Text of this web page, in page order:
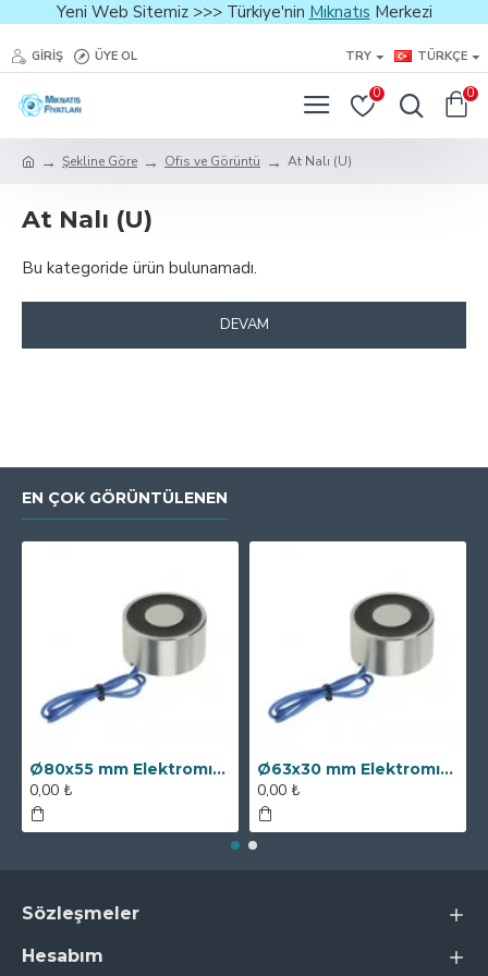
Yeni Web Sitemiz >>> Türkiye'nin Mıknatıs Merkezi
GIRIŞ ÜYE OL TRY TÜRKÇE
0 0
Şekline Göre Ofis ve Görüntü At Nalı (U)
At Nalı (U)
Bu kategoride ürün bulunamadı.
DEVAM
EN ÇOK GÖRÜNTÜLENEN
Ø80x55 mm Elektromıknatıs - 250 kg Çekim Gücü
0,00 ₺
Ø63x30 mm Elektromıknatıs - 100 kg Çekim Gücü
0,00 ₺
Sözleşmeler
Hesabım